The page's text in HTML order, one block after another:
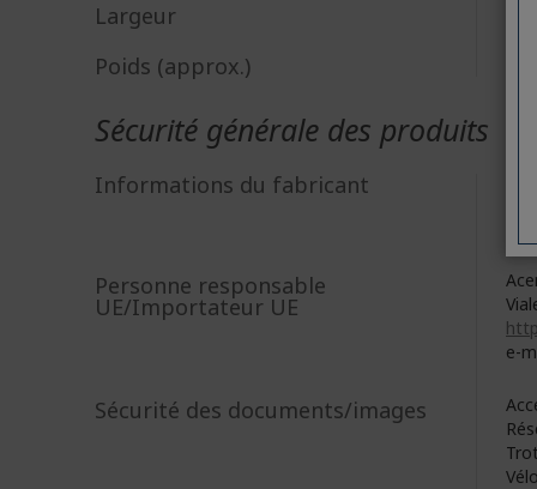
Largeur
Poids (approx.)
Sécurité générale des produits
Informations du fabricant
Personne responsable
UE/Importateur UE
e-
Sécurité des documents/images